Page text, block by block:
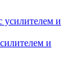
и